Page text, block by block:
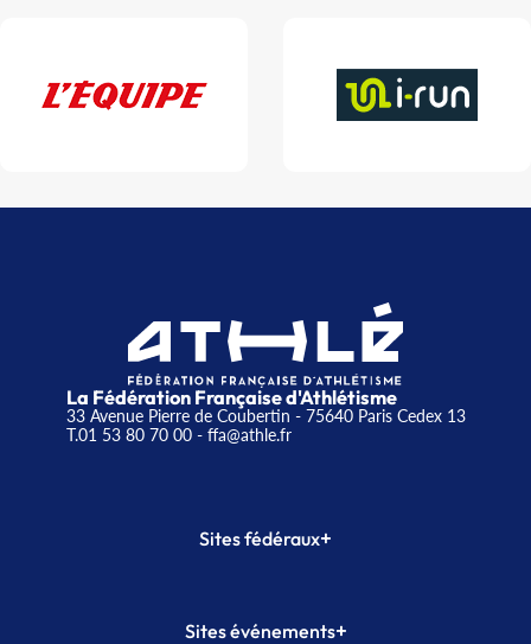
La Fédération Française d'Athlétisme
33 Avenue Pierre de Coubertin - 75640 Paris Cedex 13
T.01 53 80 70 00- ffa@athle.fr
Sites fédéraux+
Plateforme Formation
Sites événements+